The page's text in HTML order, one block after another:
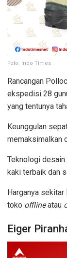
Foto: Indo Times
Rancangan
ekspedisi 28
yang tentunya
Keunggulan
memaksimalkan
Teknologi desain
kaki terbaik dan
Harganya
toko offlineatau
Eiger